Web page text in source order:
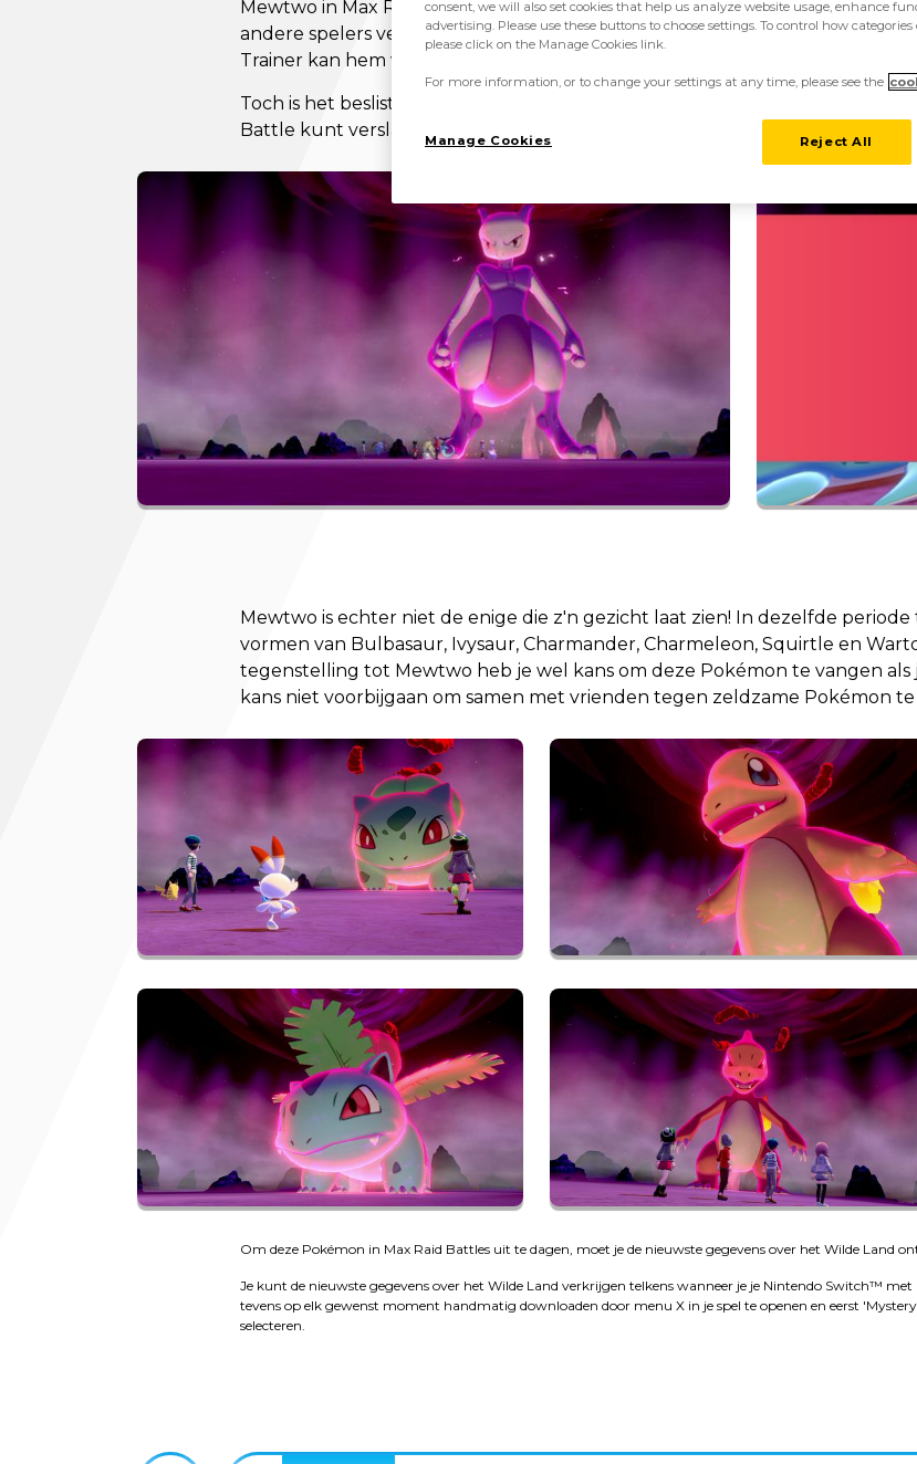
Mewtwo in Max Raid Battles! Deze Mewtwo is ongelooflijk sterk. Naar
andere spelers verslaan! Bovendien laat hij nooit z'n dekking zakken, zelfs
Trainer kan hem vangen!
Toch is het beslist de moeite waarde om het tegen deze Mewtwo op te
Battle kunt verslaan, bestaat de kans dat je zeldzame items zoals Ability
Mewtwo is echter niet de enige die z'n gezicht laat zien! In dezelfde
vormen van Bulbasaur, Ivysaur, Charmander, Charmeleon, Squirtle en
tegenstelling tot Mewtwo heb je wel kans om deze Pokémon te vangen als
kans niet voorbijgaan om samen met vrienden tegen zeldzame Pokémon
Om deze Pokémon in Max Raid Battles uit te dagen, moet je de nieuwste gegevens over het Wilde Land
Je kunt de nieuwste gegevens over het Wilde Land verkrijgen telkens wanneer je je Nintendo Switch™
tevens op elk gewenst moment handmatig downloaden door menu X in je spel te openen en eerst
selecteren.
consent, we will also set cookies that help us analyze website usage, enhance
advertising. Please use these buttons to choose settings. To control how categories
please click on the Manage Cookies link.
For more information, or to change your settings at any time, please see the
Manage Cookies Reject All